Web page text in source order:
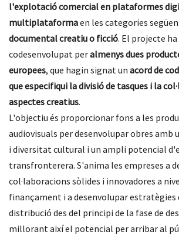
l'explotació comercial en plataformes
multiplataformaen les categories
documental creatiu o ficció. El projecte ha
codesenvolupat peralmenys dues
europees, que hagin signat un acord de
que especifiqui la divisió de tasques i la
aspectes creatius.
L'objectiu és proporcionar fons a les
audiovisuals per desenvolupar obres amb
i diversitat cultural i un ampli potencial
transfronterera. S'anima les empreses a
col·laboracions sòlides i innovadores a
finançament i a desenvolupar estratègies
distribució des del principi de la fase de
millorant així el potencial per arribar al